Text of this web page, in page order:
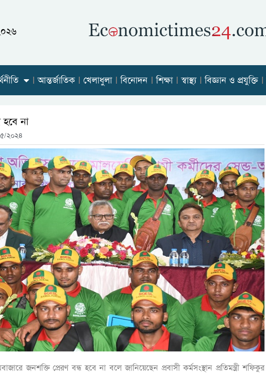
আন্তর্জাতিক খেলাধুলা বিনোদন শিক্ষা স্বাস্থ্য বিজ্ঞান ও প্রযুক্তি
হবে না
২০২৪
জনশক্তি প্রেরণ বন্ধ হবে না বলে জানিয়েছেন প্রবাসী কর্মসংস্থান প্রতিমন্ত্রী শফিকুর